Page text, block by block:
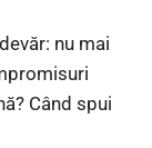
nu mai
Când spui